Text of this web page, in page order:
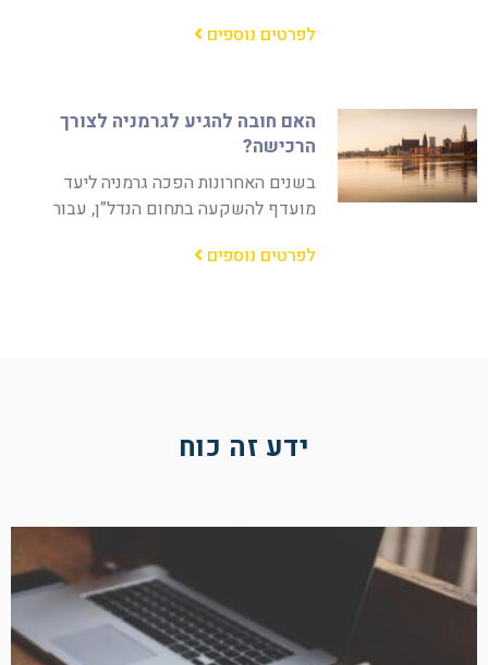
לפרטים נוספים
האם חובה להגיע לגרמניה לצורך
הרכישה?
בשנים האחרונות הפכה גרמניה ליעד
מועדף להשקעה בתחום הנדל”ן, עבור
לפרטים נוספים
ידע זה כוח